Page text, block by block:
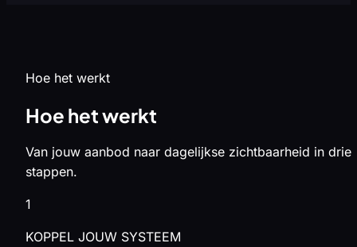
Hoe het werkt
Hoe het werkt
Van jouw aanbod naar dagelijkse zichtbaarheid in drie
stappen.
1
KOPPEL JOUW SYSTEEM